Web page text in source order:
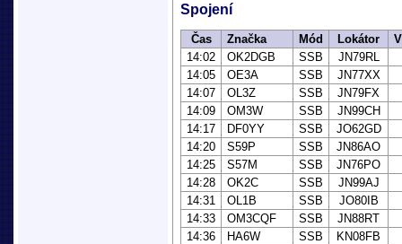
Spojení
Čas Značka Mód Lokátor
14:02
OK2DGB SSB
JN79RL
14:05
OE3A SSB
JN77XX
14:07
OL3Z SSB
JN79FX
14:09
OM3W SSB
JN99CH
14:17
DF0YY SSB
JO62GD
14:20
S59P SSB
JN86AO
14:25
S57M SSB
JN76PO
14:28
OK2C SSB
JN99AJ
14:31
OL1B SSB
JO80IB
14:33
OM3CQF SSB
JN88RT
14:36
HA6W SSB
KN08FB